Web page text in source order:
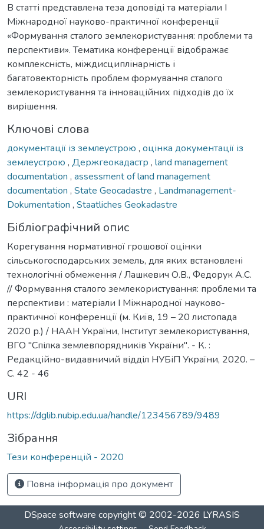
В статті представлена теза доповіді та матеріали І
Міжнародної науково-практичної конференції
«Формування сталого землекористування: проблеми та
перспективи». Тематика конференції відображає
комплексність, міждисциплінарність і
багатовекторність проблем формування сталого
землекористування та інноваційних підходів до їх
вирішення.
Ключові слова
документації із землеустрою , оцінка документації із
землеустрою , Держгеокадастр , land management
documentation , assessment of land management
documentation , State Geocadastre , Landmanagement-
Dokumentation , Staatliches Geokadastre
Бібліографічний опис
Корегування нормативної грошової оцінки
сільськогосподарських земель, для яких встановлені
технологічні обмеження / Лашкевич О.В., Федорук А.С.
// Формування сталого землекористування: проблеми та
перспективи : матеріали І Міжнародної науково-
практичної конференції (м. Київ, 19 – 20 листопада
2020 р.) / НААН України, Інститут землекористування,
ВГО "Спілка землевпорядників України". - К. :
Редакційно-видавничий відділ НУБіП України, 2020. –
С. 42 - 46
URI
https://dglib.nubip.edu.ua/handle/123456789/9489
Зібрання
Тези конференцій - 2020
Повна інформація про документ
DSpace software copyright © 2002-2026 LYRASIS